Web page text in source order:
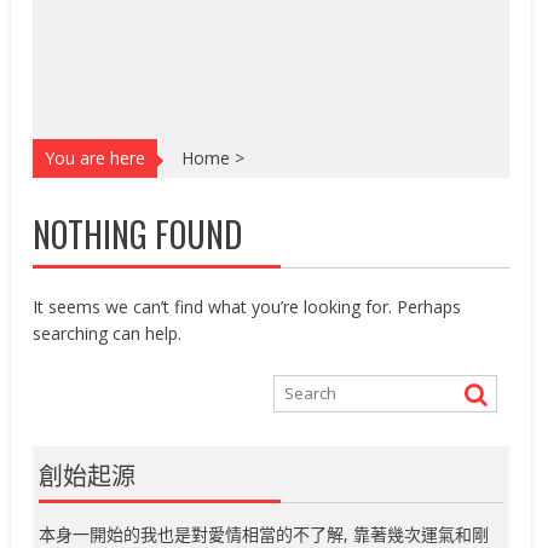
You are here Home >
NOTHING FOUND
It seems we can’t find what you’re looking for. Perhaps
searching can help.
創始起源
本身一開始的我也是對愛情相當的不了解, 靠著幾次運氣和剛